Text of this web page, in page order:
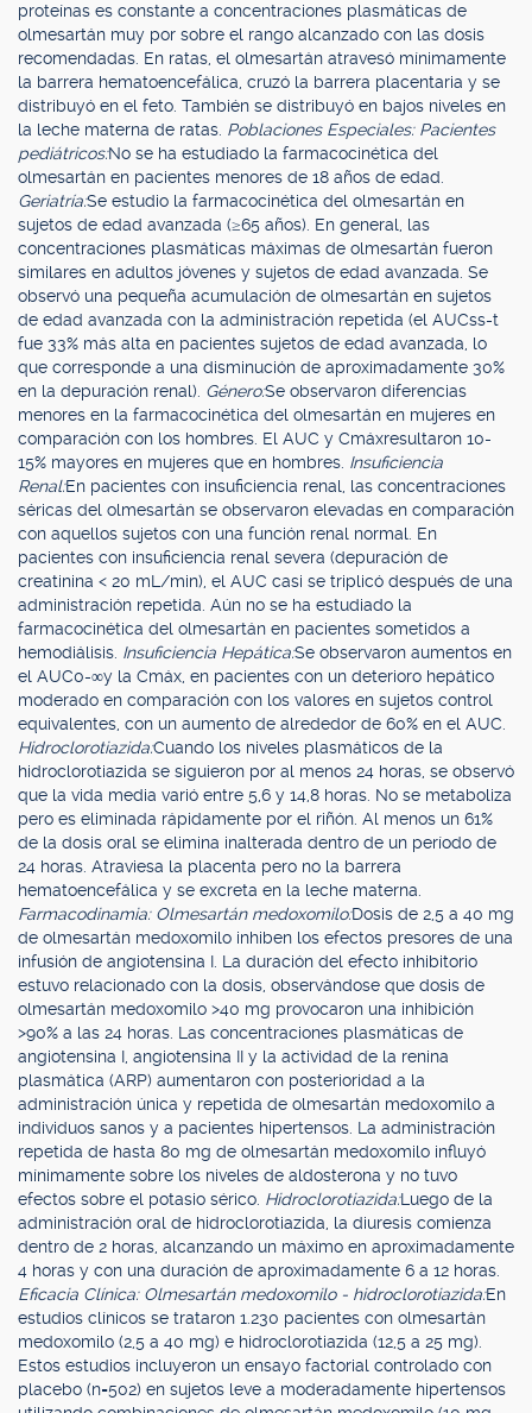
proteínas es constante a concentraciones plasmáticas de
olmesartán muy por sobre el rango alcanzado con las dosis
recomendadas. En ratas, el olmesartán atravesó mínimamente
la barrera hematoencefálica, cruzó la barrera placentaria y se
distribuyó en el feto. También se distribuyó en bajos niveles en
la leche materna de ratas. Poblaciones Especiales: Pacientes
pediátricos:No se ha estudiado la farmacocinética del
olmesartán en pacientes menores de 18 años de edad.
Geriatría:Se estudio la farmacocinética del olmesartán en
sujetos de edad avanzada (≥65 años). En general, las
concentraciones plasmáticas máximas de olmesartán fueron
similares en adultos jóvenes y sujetos de edad avanzada. Se
observó una pequeña acumulación de olmesartán en sujetos
de edad avanzada con la administración repetida (el AUCss-t
fue 33% más alta en pacientes sujetos de edad avanzada, lo
que corresponde a una disminución de aproximadamente 30%
en la depuración renal). Género:Se observaron diferencias
menores en la farmacocinética del olmesartán en mujeres en
comparación con los hombres. El AUC y Cmáxresultaron 10-
15% mayores en mujeres que en hombres. Insuficiencia
Renal:En pacientes con insuficiencia renal, las concentraciones
séricas del olmesartán se observaron elevadas en comparación
con aquellos sujetos con una función renal normal. En
pacientes con insuficiencia renal severa (depuración de
creatinina < 20 mL/min), el AUC casi se triplicó después de una
administración repetida. Aún no se ha estudiado la
farmacocinética del olmesartán en pacientes sometidos a
hemodiálisis. Insuficiencia Hepática:Se observaron aumentos en
el AUC0-∞y la Cmáx, en pacientes con un deterioro hepático
moderado en comparación con los valores en sujetos control
equivalentes, con un aumento de alrededor de 60% en el AUC.
Hidroclorotiazida:Cuando los niveles plasmáticos de la
hidroclorotiazida se siguieron por al menos 24 horas, se observó
que la vida media varió entre 5,6 y 14,8 horas. No se metaboliza
pero es eliminada rápidamente por el riñón. Al menos un 61%
de la dosis oral se elimina inalterada dentro de un período de
24 horas. Atraviesa la placenta pero no la barrera
hematoencefálica y se excreta en la leche materna.
Farmacodinamia: Olmesartán medoxomilo:Dosis de 2,5 a 40 mg
de olmesartán medoxomilo inhiben los efectos presores de una
infusión de angiotensina I. La duración del efecto inhibitorio
estuvo relacionado con la dosis, observándose que dosis de
olmesartán medoxomilo >40 mg provocaron una inhibición
>90% a las 24 horas. Las concentraciones plasmáticas de
angiotensina I, angiotensina II y la actividad de la renina
plasmática (ARP) aumentaron con posterioridad a la
administración única y repetida de olmesartán medoxomilo a
individuos sanos y a pacientes hipertensos. La administración
repetida de hasta 80 mg de olmesartán medoxomilo influyó
mínimamente sobre los niveles de aldosterona y no tuvo
efectos sobre el potasio sérico. Hidroclorotiazida:Luego de la
administración oral de hidroclorotiazida, la diuresis comienza
dentro de 2 horas, alcanzando un máximo en aproximadamente
4 horas y con una duración de aproximadamente 6 a 12 horas.
Eficacia Clínica: Olmesartán medoxomilo - hidroclorotiazida:En
estudios clínicos se trataron 1.230 pacientes con olmesartán
medoxomilo (2,5 a 40 mg) e hidroclorotiazida (12,5 a 25 mg).
Estos estudios incluyeron un ensayo factorial controlado con
placebo (n=502) en sujetos leve a moderadamente hipertensos